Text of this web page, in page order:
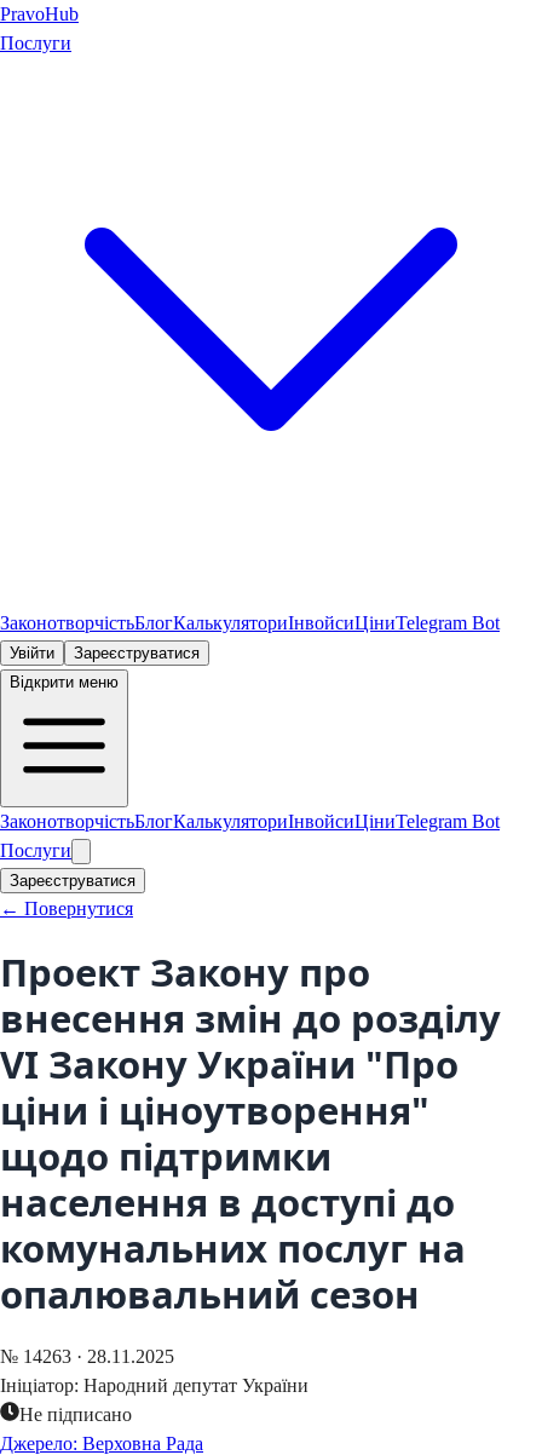
PravoHub
Послуги
ЗаконотворчістьБлогКалькуляториІнвойсиЦіниTelegram Bot
Увійти
Зареєструватися
Відкрити меню
ЗаконотворчістьБлогКалькуляториІнвойсиЦіниTelegram Bot
Послуги
Зареєструватися
← Повернутися
Проект Закону про
внесення змін до розділу
VI Закону України "Про
ціни і ціноутворення"
щодо підтримки
населення в доступі до
комунальних послуг на
опалювальний сезон
№ 14263 · 28.11.2025
Ініціатор: Народний депутат України
Не підписано
Джерело: Верховна Рада